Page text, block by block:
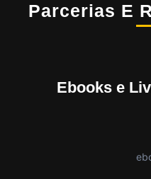
Parcerias E
Ebooks e